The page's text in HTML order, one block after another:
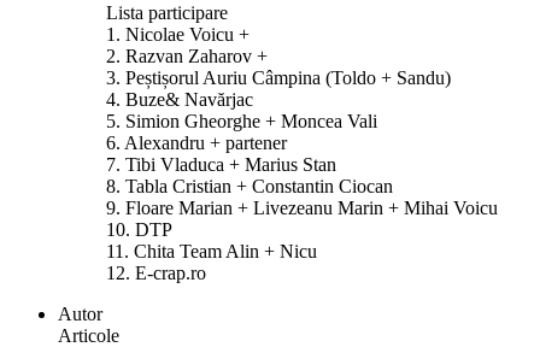
Lista participare
1. Nicolae Voicu +
2. Razvan Zaharov +
3. Peștișorul Auriu Câmpina (Toldo + Sandu)
4. Buze& Navărjac
5. Simion Gheorghe + Moncea Vali
6. Alexandru + partener
7. Tibi Vladuca + Marius Stan
8. Tabla Cristian + Constantin Ciocan
9. Floare Marian + Livezeanu Marin + Mihai Voicu
10. DTP
11. Chita Team Alin + Nicu
12. E-crap.ro
Autor
Articole